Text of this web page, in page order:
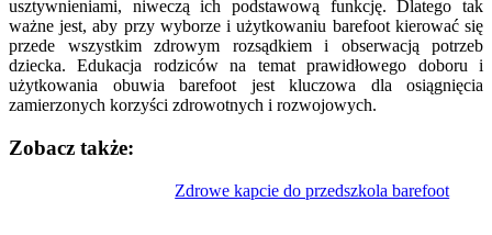
usztywnieniami, niweczą ich podstawową funkcję. Dlatego tak
ważne jest, aby przy wyborze i użytkowaniu barefoot kierować się
przede wszystkim zdrowym rozsądkiem i obserwacją potrzeb
dziecka. Edukacja rodziców na temat prawidłowego doboru i
użytkowania obuwia barefoot jest kluczowa dla osiągnięcia
zamierzonych korzyści zdrowotnych i rozwojowych.
Zobacz także:
Zdrowe kapcie do przedszkola barefoot